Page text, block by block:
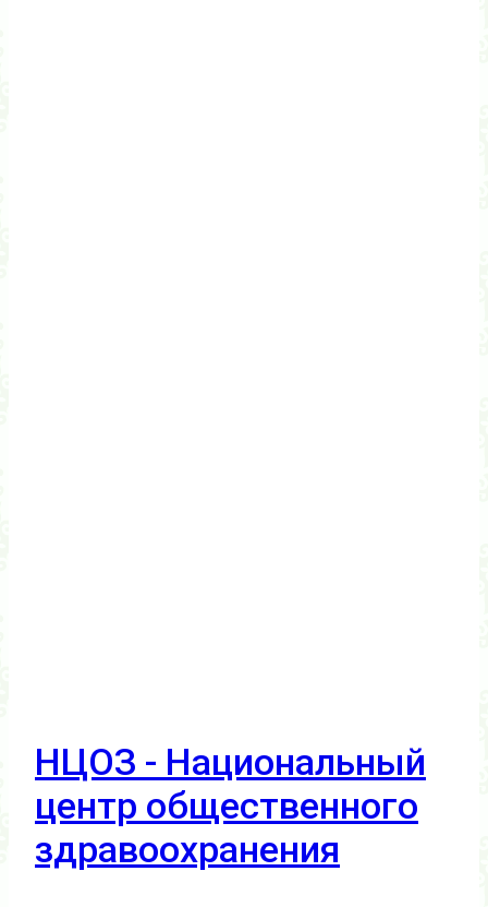
НЦОЗ - Национальный
центр общественного
здравоохранения